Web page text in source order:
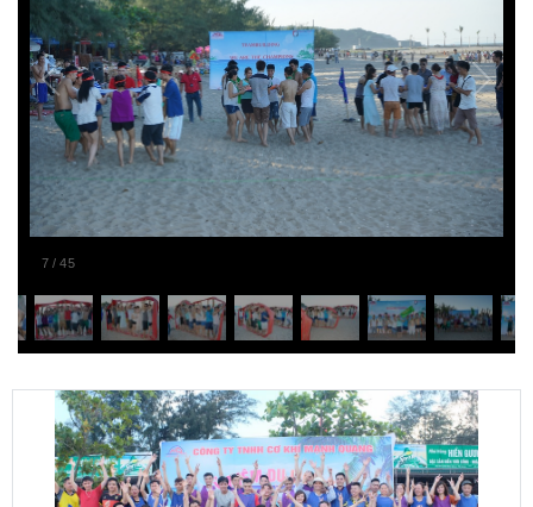
8 /45